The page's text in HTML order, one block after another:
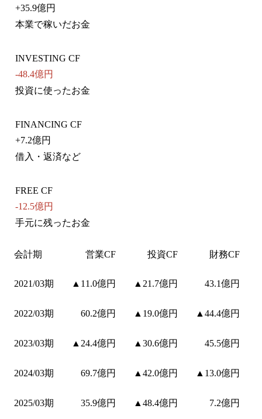
+35.9億円
本業で稼いだお金
INVESTING CF
-48.4億円
投資に使ったお金
FINANCING CF
+7.2億円
借入・返済など
FREE CF
-12.5億円
手元に残ったお金
会計期 営業CF 投資CF 財務CF
2021/03期 ▲11.0億円 ▲21.7億円 43.1億円
2022/03期 60.2億円 ▲19.0億円 ▲44.4億円
2023/03期 ▲24.4億円 ▲30.6億円 45.5億円
2024/03期 69.7億円 ▲42.0億円 ▲13.0億円
2025/03期 35.9億円 ▲48.4億円 7.2億円